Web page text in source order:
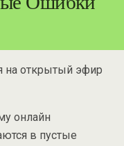
на открытый эфир
онлайн
в пустые